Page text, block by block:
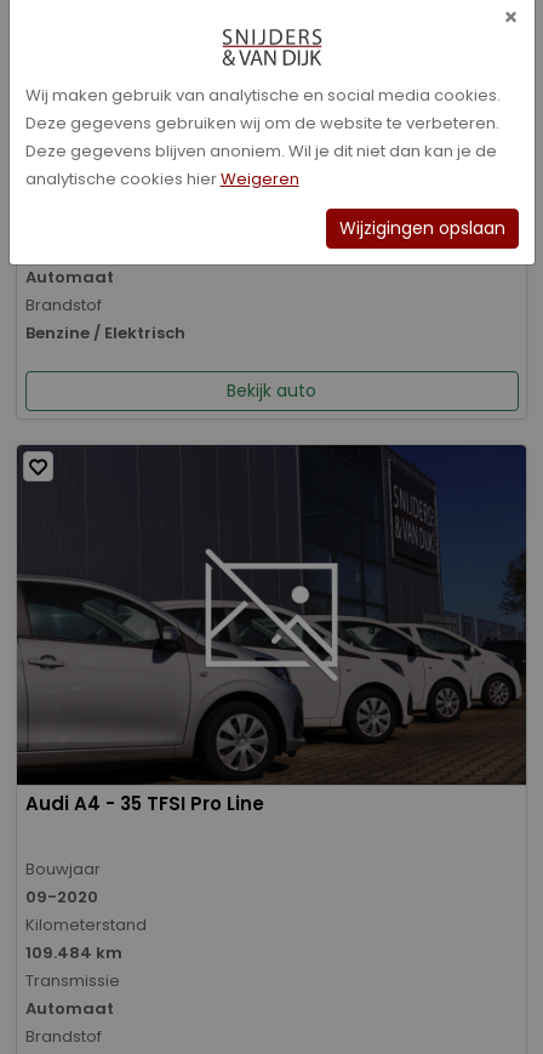
Audi A3 - Sportback 40 TFSI e Advanced edition
Bouwjaar
01-2026
Kilometerstand
Automaat
Brandstof
Benzine / Elektrisch
Bekijk auto
Audi A4 - 35 TFSI Pro Line
Bouwjaar
09-2020
Kilometerstand
109.484 km
Transmissie
Automaat
Brandstof
×
Wij maken gebruik van analytische en social media cookies.
Deze gegevens gebruiken wij om de website te verbeteren.
Deze gegevens blijven anoniem. Wil je dit niet dan kan je de
analytische cookies hierWeigeren
Wijzigingen opslaan